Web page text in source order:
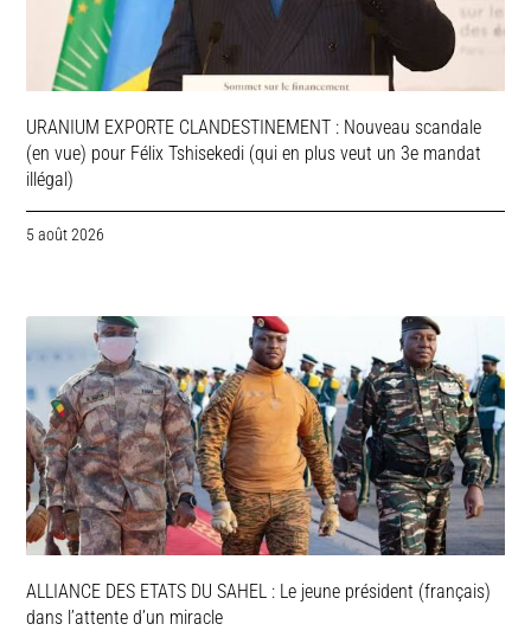
URANIUM EXPORTE CLANDESTINEMENT : Nouveau scandale
(en vue) pour Félix Tshisekedi (qui en plus veut un 3e mandat
illégal)
5 août 2026
ALLIANCE DES ETATS DU SAHEL : Le jeune président (français)
dans l’attente d’un miracle